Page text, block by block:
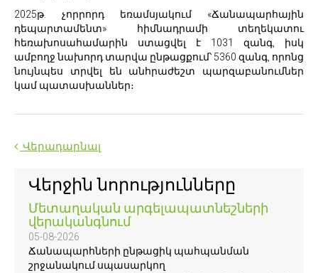
2025թ. չորրորդ եռամսյակում «Ճանապարհային
դեպարտամենտ» հիմնադրամի տեղեկատու
հեռախոսահամարին ստացվել է 1031 զանգ, իսկ
ամբողջ նախորդ տարվա ընթացքում՝ 5360 զանգ‚ որոնց
նույնպես տրվել են անհրաժեշտ պարզաբանումներ
կամ պատասխաններ։
Վերադարնալ
Վերջին նորությունները
Մետաղական արգելապատնեշների
վերականգնում
05-08-2026
Ճանապարհների ընթացիկ պահպանման
շրջանակում սպասարկող